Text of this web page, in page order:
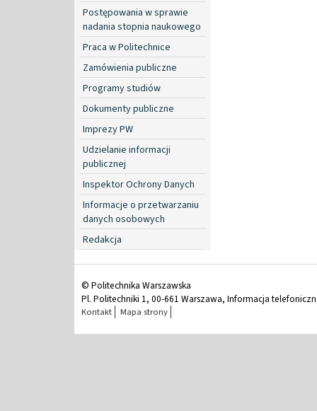
Postępowania w sprawie
nadania stopnia naukowego
Praca w Politechnice
Zamówienia publiczne
Programy studiów
Dokumenty publiczne
Imprezy PW
Udzielanie informacji
publicznej
Inspektor Ochrony Danych
Informacje o przetwarzaniu
danych osobowych
Redakcja
© Politechnika Warszawska
Pl. Politechniki 1, 00-661 Warszawa, Informacja
Kontakt Mapa strony